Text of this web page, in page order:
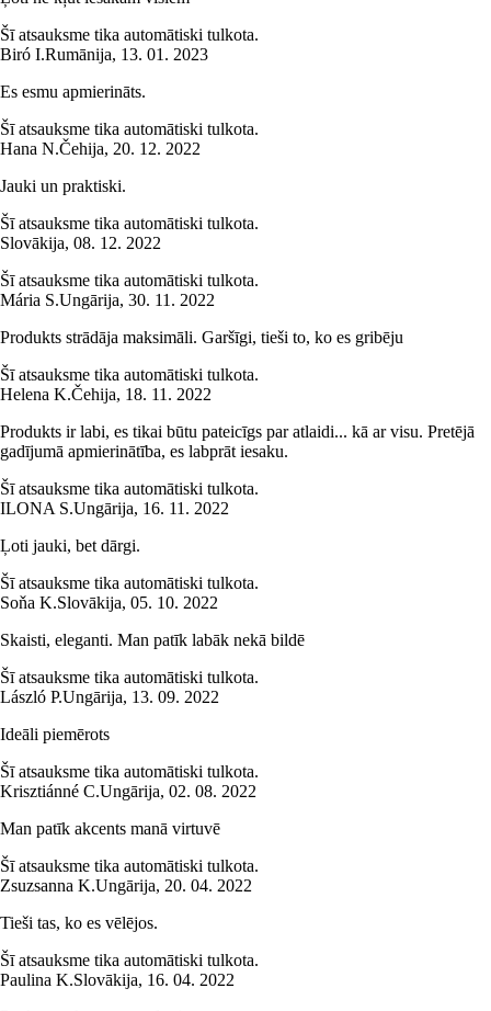
Šī atsauksme tika automātiski tulkota.
Biró I.Rumānija, 13. 01. 2023
Es esmu apmierināts.
Šī atsauksme tika automātiski tulkota.
Hana N.Čehija, 20. 12. 2022
Jauki un praktiski.
Šī atsauksme tika automātiski tulkota.
Slovākija, 08. 12. 2022
Šī atsauksme tika automātiski tulkota.
Mária S.Ungārija, 30. 11. 2022
Produkts strādāja maksimāli. Garšīgi, tieši to, ko es gribēju
Šī atsauksme tika automātiski tulkota.
Helena K.Čehija, 18. 11. 2022
Produkts ir labi, es tikai būtu pateicīgs par atlaidi... kā ar visu. Pretējā
gadījumā apmierinātība, es labprāt iesaku.
Šī atsauksme tika automātiski tulkota.
ILONA S.Ungārija, 16. 11. 2022
Ļoti jauki, bet dārgi.
Šī atsauksme tika automātiski tulkota.
Soňa K.Slovākija, 05. 10. 2022
Skaisti, eleganti. Man patīk labāk nekā bildē
Šī atsauksme tika automātiski tulkota.
László P.Ungārija, 13. 09. 2022
Ideāli piemērots
Šī atsauksme tika automātiski tulkota.
Krisztiánné C.Ungārija, 02. 08. 2022
Man patīk akcents manā virtuvē
Šī atsauksme tika automātiski tulkota.
Zsuzsanna K.Ungārija, 20. 04. 2022
Tieši tas, ko es vēlējos.
Šī atsauksme tika automātiski tulkota.
Paulina K.Slovākija, 16. 04. 2022